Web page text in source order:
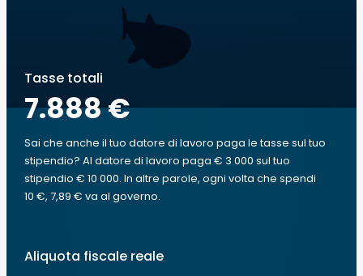
Tasse totali
7.888 €
Sai che anche il tuo datore di lavoro paga le tasse sul tuo
stipendio? Al datore di lavoro paga € 3 000 sul tuo
stipendio € 10 000. In altre parole, ogni volta che spendi
10 €, 7,89 € va al governo.
Aliquota fiscale reale